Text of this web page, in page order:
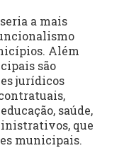
a mais
Além
são
jurídicos
saúde,
que
municipais.